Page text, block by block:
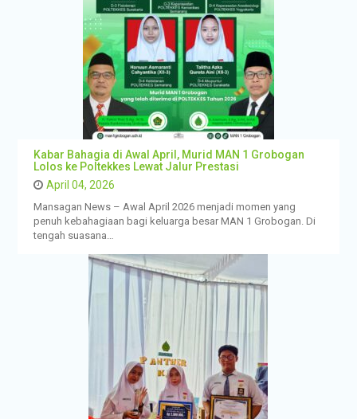
Kabar Bahagia di Awal April, Murid MAN 1 Grobogan
Lolos ke Poltekkes Lewat Jalur Prestasi
April 04, 2026
Mansagan News – Awal April 2026 menjadi momen yang
penuh kebahagiaan bagi keluarga besar MAN 1 Grobogan. Di
tengah suasana…